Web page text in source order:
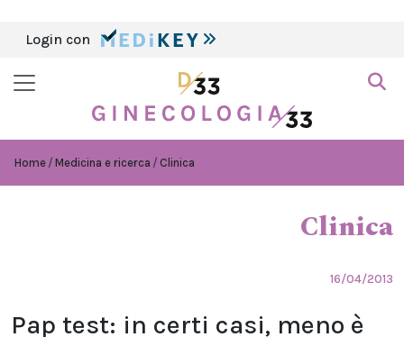
Login con
Home Medicina e ricerca Clinica
Clinica
16/04/2013
Pap test: in certi casi, meno è